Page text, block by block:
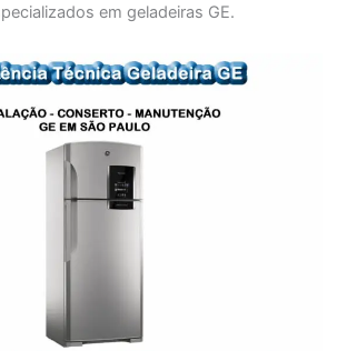
em geladeiras GE.